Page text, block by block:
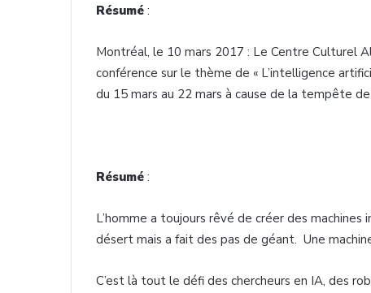
Résumé :
Montréal, le 10 mars 2017 : Le Centre Culturel
conférence sur le thème de « L’intelligence
du 15 mars au 22 mars à cause de la tempête
Résumé :
L’homme a toujours rêvé de créer des
désert mais a fait des pas de géant. Une
C’est là tout le défi des chercheurs en IA, des